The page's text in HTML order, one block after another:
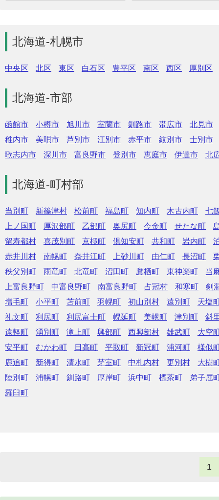
北海道-札幌市
中央区 北区 東区 白石区 豊平区 南区 西区 厚別区
北海道-市部
函館市 小樽市 旭川市 室蘭市 釧路市 帯広市
北見市
稚内市
美唄市 芦別市 江別市 赤平市 紋別市
士別市
歌志内市
深川市 富良野市 登別市 恵庭市 伊達市 北
北海道-町村部
当別町 新篠津村 松前町 福島町 知内町 木古内町
七
上ノ国町
厚沢部町 乙部町 奥尻町 今金町 せたな町
留寿都村
喜茂別町 京極町 倶知安町 共和町 岩内町
赤井川村
南幌町 奈井江町 上砂川町 由仁町 長沼町
秩父別町
雨竜町 北竜町 沼田町 鷹栖町 東神楽町
当
上富良野町
中富良野町 南富良野町 占冠村 和寒町
剣
増毛町
小平町 苫前町 羽幌町 初山別村 遠別町
天塩
礼文町
利尻町 利尻富士町 幌延町 美幌町 津別町
斜
遠軽町
湧別町 滝上町 興部町 西興部村 雄武町
大空
安平町
むかわ町 日高町 平取町 新冠町 浦河町
様似
鹿追町
新得町 清水町 芽室町 中札内村 更別村
大樹
陸別町
浦幌町 釧路町 厚岸町 浜中町 標茶町
弟子屈
羅臼町
1